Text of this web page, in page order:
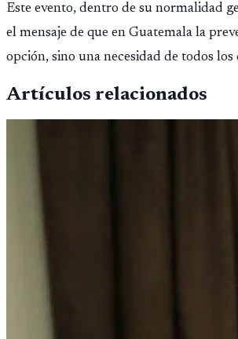
Este evento, dentro de su normalidad
el mensaje de que en Guatemala la
opción, sino una necesidad de todos los
Artículos relacionados